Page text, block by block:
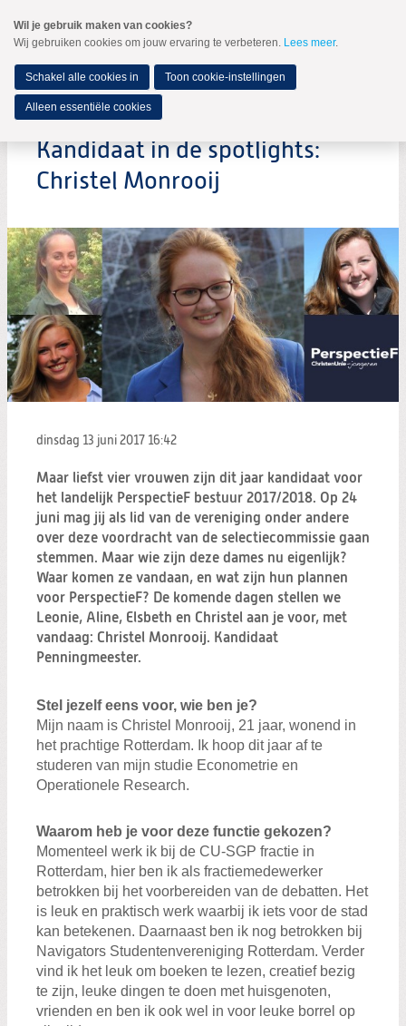
naar
Spring
de
inhoud
Spring
naar
hoofdmenu
MENU
Kandidaat in de spotlights:
Christel Monrooij
dinsdag 13 juni 2017 16:42
Maar liefst vier vrouwen zijn dit jaar kandidaat voor
het landelijk PerspectieF bestuur 2017/2018. Op 24
juni mag jij als lid van de vereniging onder andere
over deze voordracht van de selectiecommissie gaan
stemmen. Maar wie zijn deze dames nu eigenlijk?
Waar komen ze vandaan, en wat zijn hun plannen
voor PerspectieF? De komende dagen stellen we
Leonie, Aline, Elsbeth en Christel aan je voor, met
vandaag: Christel Monrooij. Kandidaat
Penningmeester.
Stel jezelf eens voor, wie ben je?
Mijn naam is Christel Monrooij, 21 jaar, wonend in
het prachtige Rotterdam. Ik hoop dit jaar af te
studeren van mijn studie Econometrie en
Operationele Research.
Waarom heb je voor deze functie gekozen?
Momenteel werk ik bij de CU-SGP fractie in
Rotterdam, hier ben ik als fractiemedewerker
betrokken bij het voorbereiden van de debatten. Het
is leuk en praktisch werk waarbij ik iets voor de stad
kan betekenen. Daarnaast ben ik nog betrokken bij
Navigators Studentenvereniging Rotterdam. Verder
vind ik het leuk om boeken te lezen, creatief bezig
te zijn, leuke dingen te doen met huisgenoten,
vrienden en ben ik ook wel in voor leuke borrel op
Wil je gebruik maken van cookies?
Wij gebruiken cookies om jouw ervaring te verbeteren. Lees meer.
Schakel alle cookies in Toon cookie-instellingen
Alleen essentiële cookies